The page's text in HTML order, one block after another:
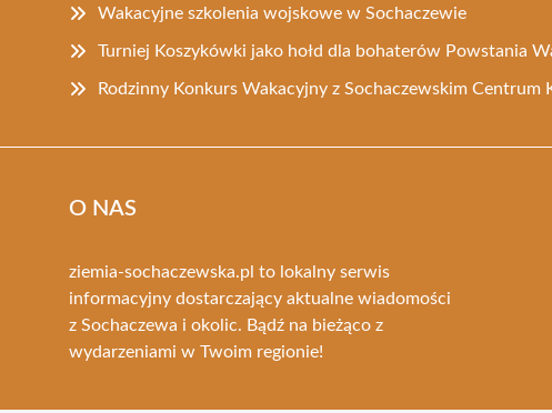
Wakacyjne szkolenia wojskowe w Sochaczewie
Turniej Koszykówki jako hołd dla bohaterów Powstania
Rodzinny Konkurs Wakacyjny z Sochaczewskim Centrum
O NAS
ziemia-sochaczewska.pl to lokalny serwis
informacyjny dostarczający aktualne wiadomości
z Sochaczewa i okolic. Bądź na bieżąco z
wydarzeniami w Twoim regionie!